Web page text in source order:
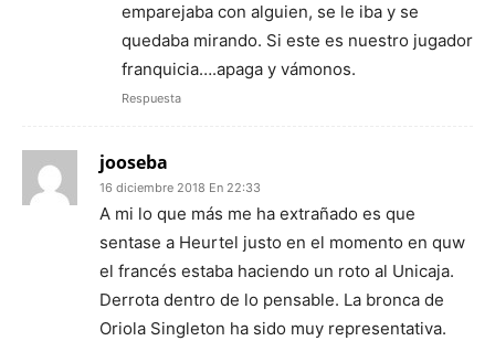
emparejaba con alguien, se le iba y se
quedaba mirando. Si este es nuestro jugador
franquicia….apaga y vámonos.
Respuesta
jooseba
16 diciembre 2018 En 22:33
A mi lo que más me ha extrañado es que
sentase a Heurtel justo en el momento en quw
el francés estaba haciendo un roto al Unicaja.
Derrota dentro de lo pensable. La bronca de
Oriola Singleton ha sido muy representativa.